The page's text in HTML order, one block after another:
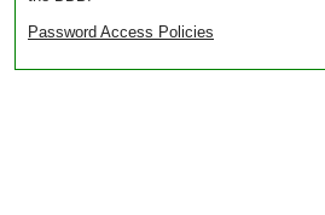
Password Access Policies